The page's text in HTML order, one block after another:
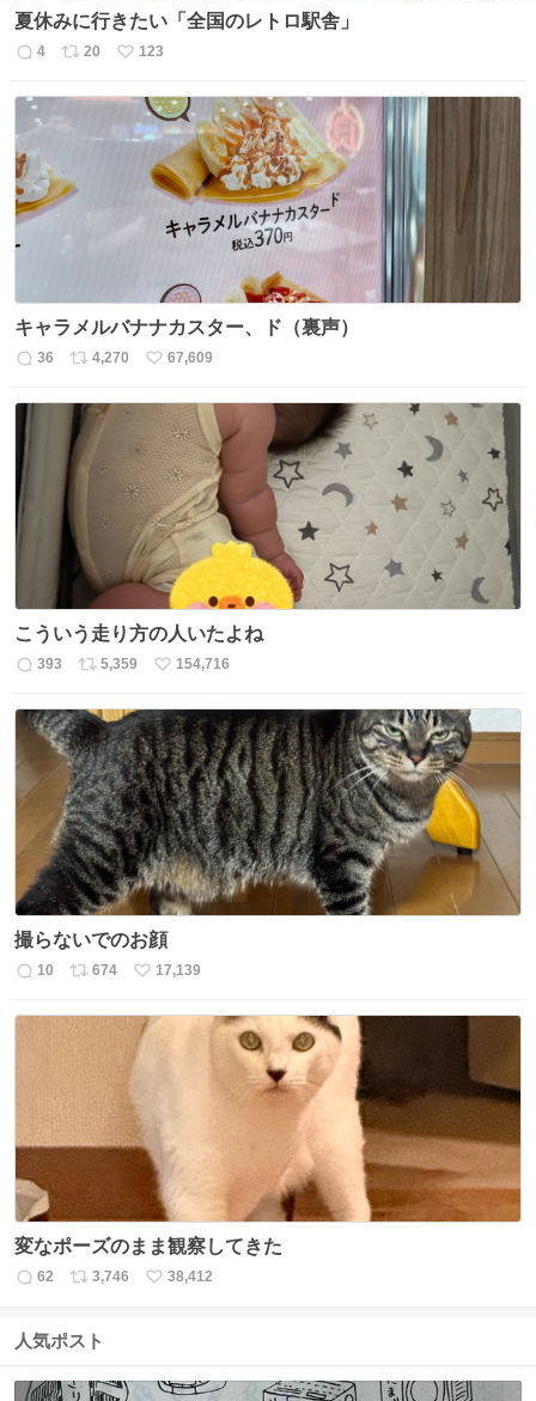
夏休みに行きたい「全国のレトロ駅舎」
返
4
リ
20
い
数
123
キャラメルバナナカスター、ド（裏声）
返
数
36
リ
ス
ト
数
4,270
い
67,609
こういう走り方の人いたよね
返
数
393
リ
ス
ト
数
5,359
い
ね
数
154,716
撮らないでのお顔
返
10
リ
ス
数
674
い
ね
数
17,139
変なポーズのまま観察してきた
返
数
62
リ
ス
数
3,746
い
38,412
人気ポスト